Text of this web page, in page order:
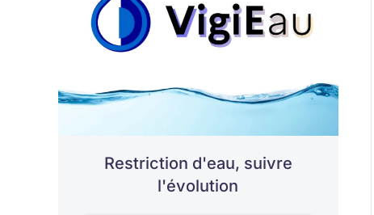
Restriction d'eau, suivre
l'évolution